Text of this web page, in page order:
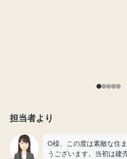
担当者より
O様、この度は素敵な住
うございます。当初は建